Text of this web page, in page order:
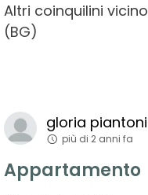
Altri coinquilini vicino
(BG)
gloria piantoni
più di 2 anni fa
Appartamento